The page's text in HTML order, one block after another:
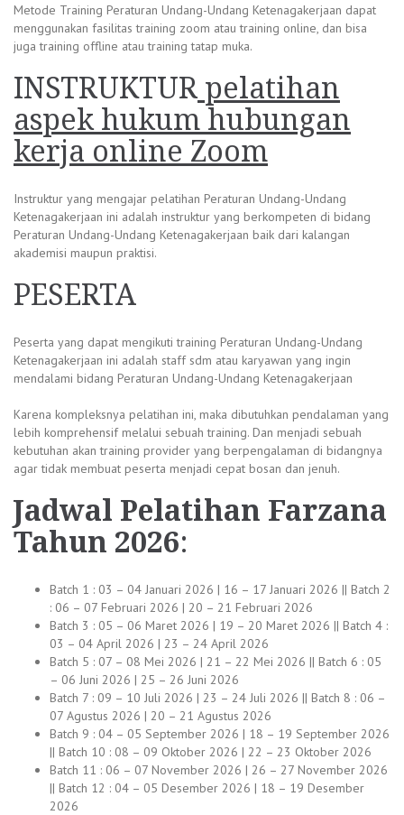
Metode Training Peraturan Undang-Undang Ketenagakerjaan dapat
menggunakan fasilitas training zoom atau training online, dan bisa
juga training offline atau training tatap muka.
INSTRUKTUR pelatihan
aspek hukum hubungan
kerja online Zoom
Instruktur yang mengajar pelatihan Peraturan Undang-Undang
Ketenagakerjaan ini adalah instruktur yang berkompeten di bidang
Peraturan Undang-Undang Ketenagakerjaan baik dari kalangan
akademisi maupun praktisi.
PESERTA
Peserta yang dapat mengikuti training Peraturan Undang-Undang
Ketenagakerjaan ini adalah staff sdm atau karyawan yang ingin
mendalami bidang Peraturan Undang-Undang Ketenagakerjaan
Karena kompleksnya pelatihan ini, maka dibutuhkan pendalaman yang
lebih komprehensif melalui sebuah training. Dan menjadi sebuah
kebutuhan akan training provider yang berpengalaman di bidangnya
agar tidak membuat peserta menjadi cepat bosan dan jenuh.
Jadwal Pelatihan Farzana
Tahun 2026:
Batch 1 : 03 – 04 Januari 2026 | 16 – 17 Januari 2026 || Batch 2
: 06 – 07 Februari 2026 | 20 – 21 Februari 2026
Batch 3 : 05 – 06 Maret 2026 | 19 – 20 Maret 2026 || Batch 4 :
03 – 04 April 2026 | 23 – 24 April 2026
Batch 5 : 07 – 08 Mei 2026 | 21 – 22 Mei 2026 || Batch 6 : 05
– 06 Juni 2026 | 25 – 26 Juni 2026
Batch 7 : 09 – 10 Juli 2026 | 23 – 24 Juli 2026 || Batch 8 : 06 –
07 Agustus 2026 | 20 – 21 Agustus 2026
Batch 9 : 04 – 05 September 2026 | 18 – 19 September 2026
|| Batch 10 : 08 – 09 Oktober 2026 | 22 – 23 Oktober 2026
Batch 11 : 06 – 07 November 2026 | 26 – 27 November 2026
|| Batch 12 : 04 – 05 Desember 2026 | 18 – 19 Desember
2026